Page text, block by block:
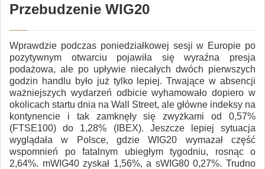
Przebudzenie WIG20
Wprawdzie podczas poniedziałkowej sesji w Europie po
pozytywnym otwarciu pojawiła się wyraźna presja
podażowa, ale po upływie niecałych dwóch pierwszych
godzin handlu było już tylko lepiej. Trwające w absencji
ważniejszych wydarzeń odbicie wyhamowało dopiero w
okolicach startu dnia na Wall Street, ale główne indeksy na
kontynencie i tak zamknęły się zwyżkami od 0,57%
(FTSE100) do 1,28% (IBEX). Jeszcze lepiej sytuacja
wyglądała w Polsce, gdzie WIG20 wymazał część
wspomnień po fatalnym ubiegłym tygodniu, rosnąc o
2,64%. mWIG40 zyskał 1,56%, a sWIG80 0,27%. Trudno